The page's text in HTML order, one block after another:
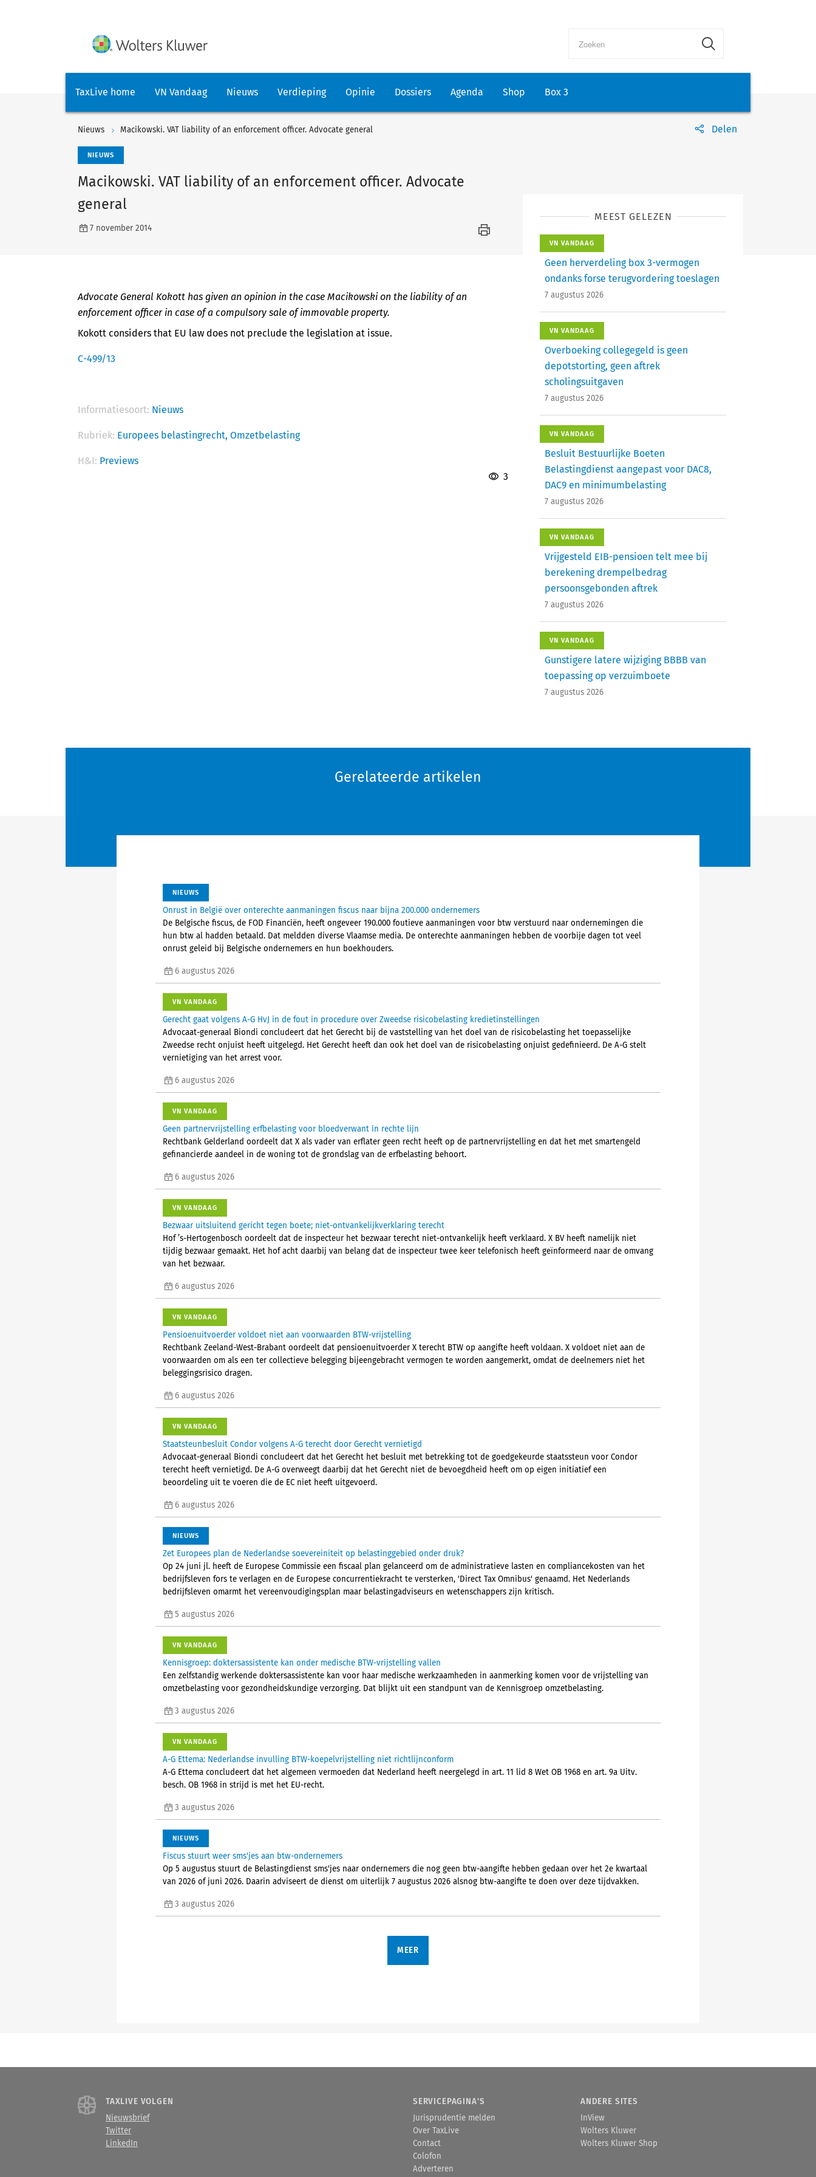
TaxLive home VN Vandaag Nieuws Verdieping Opinie Dossiers Agenda Shop Box 3
Nieuws Macikowski. VAT liability of an enforcement officer. Advocate general Delen
NIEUWS
Macikowski. VAT liability of an enforcement officer. Advocate
general
7 november 2014
Advocate General Kokott has given an opinion in the case Macikowski on the liability of an
enforcement officer in case of a compulsory sale of immovable property.
Kokott considers that EU law does not preclude the legislation at issue.
C-499/13
Informatiesoort: Nieuws
Rubriek: Europees belastingrecht, Omzetbelasting
H&I: Previews
3
MEEST GELEZEN
VN VANDAAG
Geen herverdeling box 3-vermogen
ondanks forse terugvordering toeslagen
7 augustus 2026
VN VANDAAG
Overboeking collegegeld is geen
depotstorting, geen aftrek
scholingsuitgaven
7 augustus 2026
VN VANDAAG
Besluit Bestuurlijke Boeten
Belastingdienst aangepast voor DAC8,
DAC9 en minimumbelasting
7 augustus 2026
VN VANDAAG
Vrijgesteld EIB-pensioen telt mee bij
berekening drempelbedrag
persoonsgebonden aftrek
7 augustus 2026
VN VANDAAG
Gunstigere latere wijziging BBBB van
toepassing op verzuimboete
7 augustus 2026
Gerelateerde artikelen
NIEUWS
Onrust in België over onterechte aanmaningen fiscus naar bijna 200.000 ondernemers
De Belgische fiscus, de FOD Financiën, heeft ongeveer 190.000 foutieve aanmaningen voor btw verstuurd naar ondernemingen die
hun btw al hadden betaald. Dat meldden diverse Vlaamse media. De onterechte aanmaningen hebben de voorbije dagen tot veel
onrust geleid bij Belgische ondernemers en hun boekhouders.
6 augustus 2026
VN VANDAAG
Gerecht gaat volgens A-G HvJ in de fout in procedure over Zweedse risicobelasting kredietinstellingen
Advocaat-generaal Biondi concludeert dat het Gerecht bij de vaststelling van het doel van de risicobelasting het toepasselijke
Zweedse recht onjuist heeft uitgelegd. Het Gerecht heeft dan ook het doel van de risicobelasting onjuist gedefinieerd. De A-G stelt
vernietiging van het arrest voor.
6 augustus 2026
VN VANDAAG
Geen partnervrijstelling erfbelasting voor bloedverwant in rechte lijn
Rechtbank Gelderland oordeelt dat X als vader van erflater geen recht heeft op de partnervrijstelling en dat het met smartengeld
gefinancierde aandeel in de woning tot de grondslag van de erfbelasting behoort.
6 augustus 2026
VN VANDAAG
Bezwaar uitsluitend gericht tegen boete; niet-ontvankelijkverklaring terecht
Hof ’s-Hertogenbosch oordeelt dat de inspecteur het bezwaar terecht niet-ontvankelijk heeft verklaard. X BV heeft namelijk niet
tijdig bezwaar gemaakt. Het hof acht daarbij van belang dat de inspecteur twee keer telefonisch heeft geïnformeerd naar de omvang
van het bezwaar.
6 augustus 2026
VN VANDAAG
Pensioenuitvoerder voldoet niet aan voorwaarden BTW-vrijstelling
Rechtbank Zeeland-West-Brabant oordeelt dat pensioenuitvoerder X terecht BTW op aangifte heeft voldaan. X voldoet niet aan de
voorwaarden om als een ter collectieve belegging bijeengebracht vermogen te worden aangemerkt, omdat de deelnemers niet het
beleggingsrisico dragen.
6 augustus 2026
VN VANDAAG
Staatsteunbesluit Condor volgens A-G terecht door Gerecht vernietigd
Advocaat-generaal Biondi concludeert dat het Gerecht het besluit met betrekking tot de goedgekeurde staatssteun voor Condor
terecht heeft vernietigd. De A-G overweegt daarbij dat het Gerecht niet de bevoegdheid heeft om op eigen initiatief een
beoordeling uit te voeren die de EC niet heeft uitgevoerd.
6 augustus 2026
NIEUWS
Zet Europees plan de Nederlandse soevereiniteit op belastinggebied onder druk?
Op 24 juni jl. heeft de Europese Commissie een fiscaal plan gelanceerd om de administratieve lasten en compliancekosten van het
bedrijfsleven fors te verlagen en de Europese concurrentiekracht te versterken, 'Direct Tax Omnibus' genaamd. Het Nederlands
bedrijfsleven omarmt het vereenvoudigingsplan maar belastingadviseurs en wetenschappers zijn kritisch.
5 augustus 2026
VN VANDAAG
Kennisgroep: doktersassistente kan onder medische BTW-vrijstelling vallen
Een zelfstandig werkende doktersassistente kan voor haar medische werkzaamheden in aanmerking komen voor de vrijstelling van
omzetbelasting voor gezondheidskundige verzorging. Dat blijkt uit een standpunt van de Kennisgroep omzetbelasting.
3 augustus 2026
VN VANDAAG
A-G Ettema: Nederlandse invulling BTW-koepelvrijstelling niet richtlijnconform
A-G Ettema concludeert dat het algemeen vermoeden dat Nederland heeft neergelegd in art. 11 lid 8 Wet OB 1968 en art. 9a Uitv.
besch. OB 1968 in strijd is met het EU-recht.
3 augustus 2026
NIEUWS
Fiscus stuurt weer sms'jes aan btw-ondernemers
Op 5 augustus stuurt de Belastingdienst sms'jes naar ondernemers die nog geen btw-aangifte hebben gedaan over het 2e kwartaal
van 2026 of juni 2026. Daarin adviseert de dienst om uiterlijk 7 augustus 2026 alsnog btw-aangifte te doen over deze tijdvakken.
3 augustus 2026
MEER
TAXLIVE VOLGEN
Nieuwsbrief
Twitter
LinkedIn
SERVICEPAGINA'S
Jurisprudentie melden
Over TaxLive
Contact
Colofon
Adverteren
ANDERE SITES
InView
Wolters Kluwer
Wolters Kluwer Shop